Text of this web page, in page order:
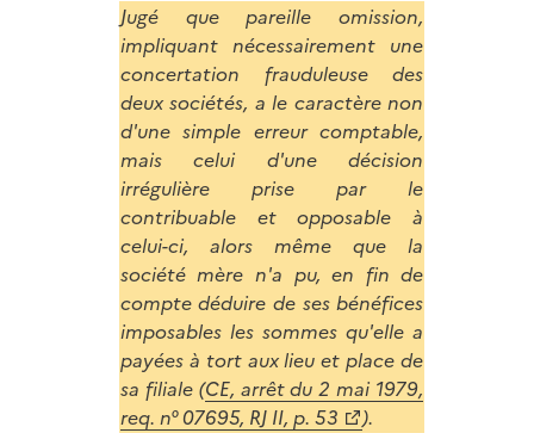
Jugé que pareille omission,
impliquant nécessairement une
concertation frauduleuse des
deux sociétés, a le caractère non
d'une simple erreur comptable,
mais celui d'une décision
irrégulière prise par le
contribuable et opposable à
celui-ci, alors même que la
société mère n'a pu, en fin de
compte déduire de ses bénéfices
imposables les sommes qu'elle a
payées à tort aux lieu et place de
sa filiale (CE, arrêt du 2 mai 1979,
req. n° 07695, RJ II, p. 53
).